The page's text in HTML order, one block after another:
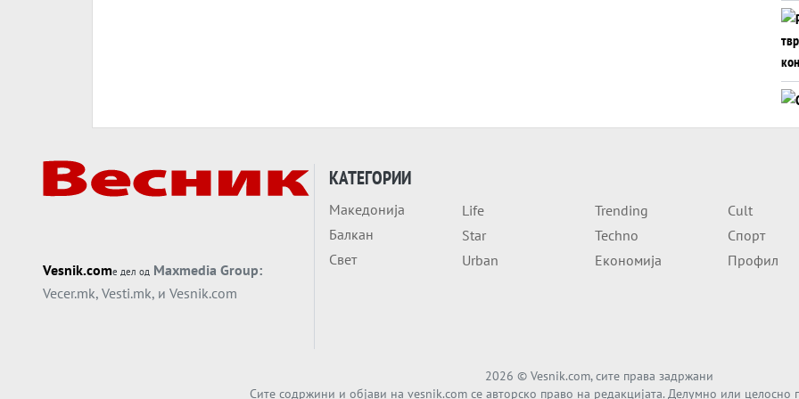
Vesnik.comе дел од Maxmedia Group:
Vecer.mk, Vesti.mk, и Vesnik.com
КАТЕГОРИИ
Македонија
Балкан
Свет
Life
Star
Urban
Trending
Techno
Економија
Cult
Спорт
Профил
2026 © Vesnik.com, сите права задржани
Сите содржини и објави на vesnik.com се авторско право на редакцијата. Делумно или целосно